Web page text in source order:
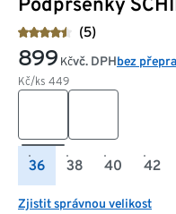
(5)
899 Kč
Kč/ks 449
vč. DPHbez
36 38 40 42
Zjistit správnou velikost